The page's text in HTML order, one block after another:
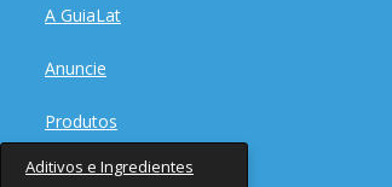
A GuiaLat
Anuncie
Produtos
Aditivos e Ingredientes
Fornecedores